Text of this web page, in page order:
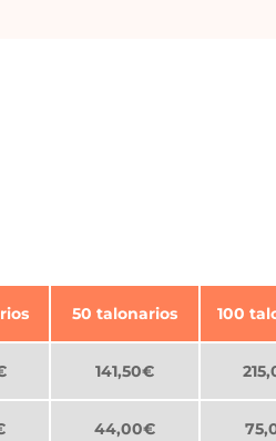
50 talonarios
141,50€
44,00€
100